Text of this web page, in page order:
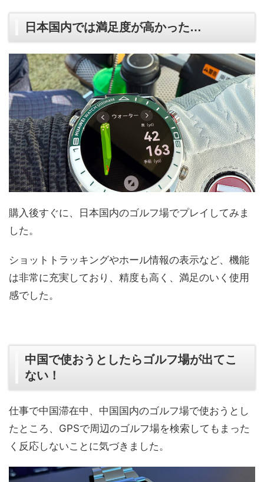
日本国内では満足度が高かった…
購入後すぐに、日本国内のゴルフ場でプレイしてみま
した。
ショットトラッキングやホール情報の表示など、機能
は非常に充実しており、精度も高く、満足のいく使用
感でした。
中国で使おうとしたらゴルフ場が出てこ
ない！
仕事で中国滞在中、中国国内のゴルフ場で使おうとし
たところ、GPSで周辺のゴルフ場を検索してもまった
く反応しないことに気づきました。